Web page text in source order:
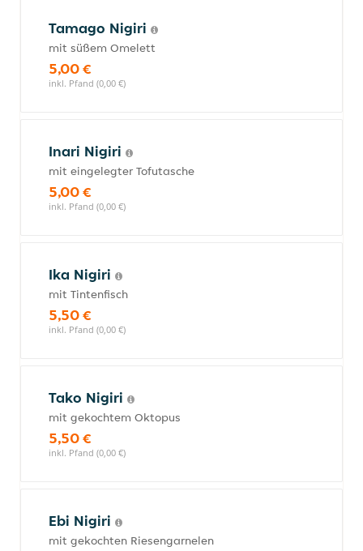
Tamago Nigiri
mit süßem Omelett
5,00 €
inkl. Pfand (0,00 €)
Inari Nigiri
mit eingelegter Tofutasche
5,00 €
inkl. Pfand (0,00 €)
Ika Nigiri
mit Tintenfisch
5,50 €
inkl. Pfand (0,00 €)
Tako Nigiri
mit gekochtem Oktopus
5,50 €
inkl. Pfand (0,00 €)
Ebi Nigiri
mit gekochten Riesengarnelen